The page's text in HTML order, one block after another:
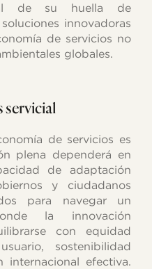
de su huella de
innovadoras
de servicios no
globales.
servicial
de servicios es
plena dependerá en
de adaptación
y ciudadanos
para navegar un
la innovación
con equidad
sostenibilidad
internacional efectiva.